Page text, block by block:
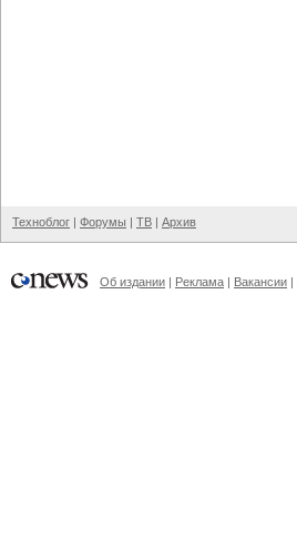
Техноблог | Форумы | ТВ | Архив
Об издании | Реклама | Вакансии |